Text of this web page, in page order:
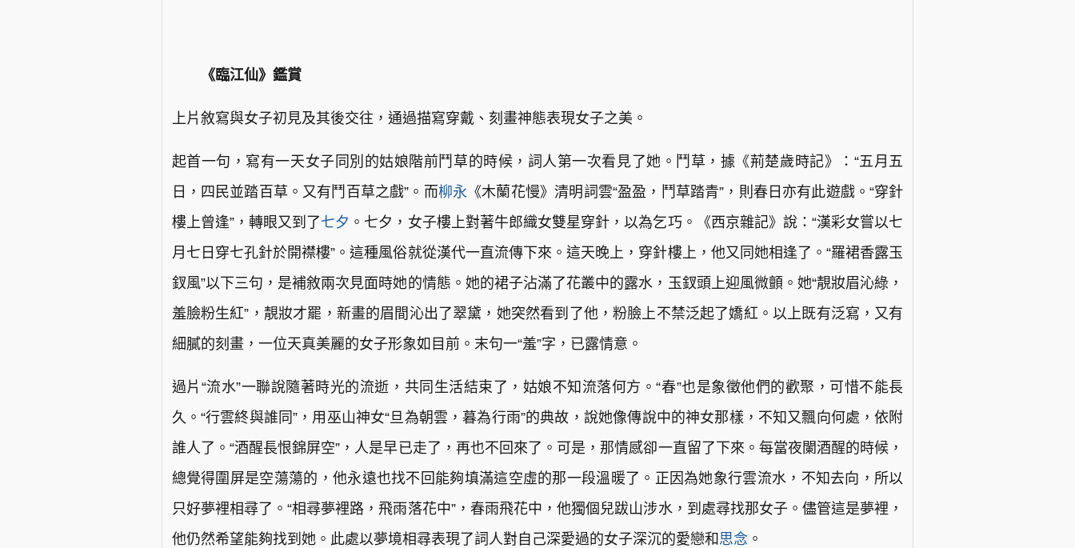
《臨江仙》鑑賞
上片敘寫與女子初見及其後交往，通過描寫穿戴、刻畫神態表現女子之美。
起首一句，寫有一天女子同別的姑娘階前鬥草的時候，詞人第一次看見了她。鬥草，據《荊楚歲時記》：“五月五
日，四民並踏百草。又有鬥百草之戲”。而柳永 《木蘭花慢》清明詞雲“盈盈，鬥草踏青”，則春日亦有此遊戲。“穿針
樓上曾逢”，轉眼又到了七夕 。七夕，女子樓上對著牛郎織女雙星穿針，以為乞巧。《西京雜記》說：“漢彩女嘗以七
月七日穿七孔針於開襟樓”。這種風俗就從漢代一直流傳下來。這天晚上，穿針樓上，他又同她相逢了。“羅裙香露玉
釵風”以下三句，是補敘兩次見面時她的情態。她的裙子沾滿了花叢中的露水，玉釵頭上迎風微顫。她“靚妝眉沁綠，
羞臉粉生紅”，靚妝才罷，新畫的眉間沁出了翠黛，她突然看到了他，粉臉上不禁泛起了嬌紅。以上既有泛寫，又有
細膩的刻畫，一位天真美麗的女子形象如目前。末句一“羞”字，已露情意。
過片“流水”一聯說隨著時光的流逝，共同生活結束了，姑娘不知流落何方。“春”也是象徵他們的歡聚，可惜不能長
久。“行雲終與誰同”，用巫山神女“旦為朝雲，暮為行雨”的典故，說她像傳說中的神女那樣，不知又飄向何處，依附
誰人了。“酒醒長恨錦屏空”，人是早已走了，再也不回來了。可是，那情感卻一直留了下來。每當夜闌酒醒的時候，
總覺得圍屏是空蕩蕩的，他永遠也找不回能夠填滿這空虛的那一段溫暖了。正因為她象行雲流水，不知去向，所以
只好夢裡相尋了。“相尋夢裡路，飛雨落花中”，春雨飛花中，他獨個兒跋山涉水，到處尋找那女子。儘管這是夢裡，
他仍然希望能夠找到她。此處以夢境相尋表現了詞人對自己深愛過的女子深沉的愛戀和 思念 。